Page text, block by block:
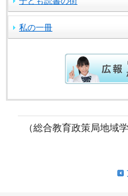
私の一冊
（総合教育政策局地域